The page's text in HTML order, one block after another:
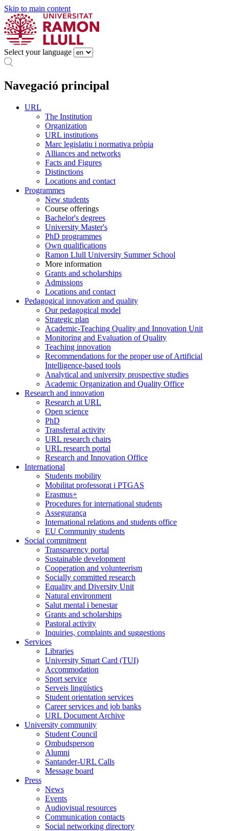
Skip to main content
Select your language
Navegació principal
URL
The Institution
Organization
URL institutions
Marc legislatiu i normativa pròpia
Alliances and networks
Facts and Figures
Distinctions
Locations and contact
Programmes
New students
Course offerings
Bachelor's degrees
University Master's
PhD programmes
Own qualifications
Ramon Llull University Summer School
More information
Grants and scholarships
Admissions
Locations and contact
Pedagogical innovation and quality
Our pedagogical model
Strategic plan
Academic-Teaching Quality and Innovation Unit
Monitoring and Evaluation of Quality
Teaching innovation
Recommendations for the proper use of Artificial
Intelligence-based tools
Analytical and university prospective studies
Academic Organization and Quality Office
Research and innovation
Research at URL
Open science
PhD
Transferral activity
URL research chairs
URL research portal
Research and Innovation Office
International
Students mobility
Mobilitat professorat i PTGAS
Erasmus+
Procedures for international students
Assegurança
International relations and students office
EU Community students
Social commitment
Transparency portal
Sustainable development
Cooperation and volunteerism
Socially committed research
Equality and Diversity Unit
Natural environment
Salut mental i benestar
Grants and scholarships
Pastoral activity
Inquiries, complaints and suggestions
Services
Libraries
University Smart Card (TUI)
Accommodation
Sport service
Serveis lingüístics
Student orientation services
Career services and job banks
URL Document Archive
University community
Student Council
Ombudsperson
Alumni
Santander-URL Calls
Message board
Press
News
Events
Audiovisual resources
Communication contacts
Social networking directory